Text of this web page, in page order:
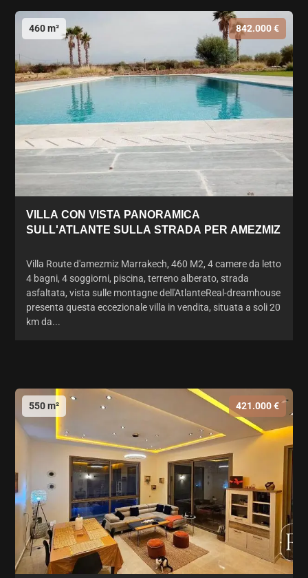
460 m² 842.000 €
VILLA CON VISTA PANORAMICA
SULL'ATLANTE SULLA STRADA PER AMEZMIZ
Villa Route d'amezmiz Marrakech, 460 M2, 4 camere da letto
4 bagni, 4 soggiorni, piscina, terreno alberato, strada
asfaltata, vista sulle montagne dell'AtlanteReal-dreamhouse
presenta questa eccezionale villa in vendita, situata a soli 20
km da...
550 m² 421.000 €